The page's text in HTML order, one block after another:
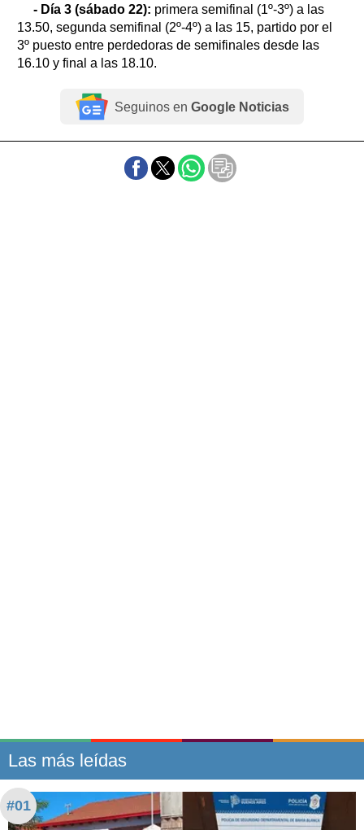
- Día 3 (sábado 22): primera semifinal (1º-3º) a las
13.50, segunda semifinal (2º-4º) a las 15, partido por el
3º puesto entre perdedoras de semifinales desde las
16.10 y final a las 18.10.
Seguinos en Google Noticias
Las más leídas
#01